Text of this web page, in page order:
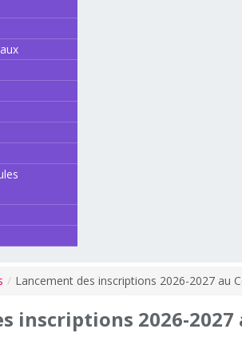
/ Lancement des inscriptions 2026-2027 au
inscriptions 2026-2027